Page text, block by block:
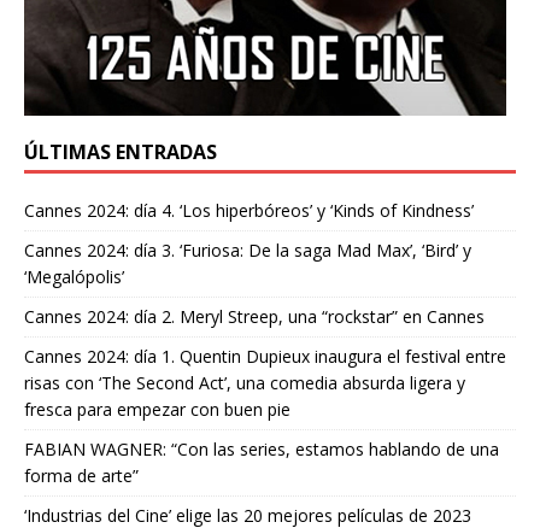
ÚLTIMAS ENTRADAS
Cannes 2024: día 4. ‘Los hiperbóreos’ y ‘Kinds of Kindness’
Cannes 2024: día 3. ‘Furiosa: De la saga Mad Max’, ‘Bird’ y
‘Megalópolis’
Cannes 2024: día 2. Meryl Streep, una “rockstar” en Cannes
Cannes 2024: día 1. Quentin Dupieux inaugura el festival entre
risas con ‘The Second Act’, una comedia absurda ligera y
fresca para empezar con buen pie
FABIAN WAGNER: “Con las series, estamos hablando de una
forma de arte”
‘Industrias del Cine’ elige las 20 mejores películas de 2023